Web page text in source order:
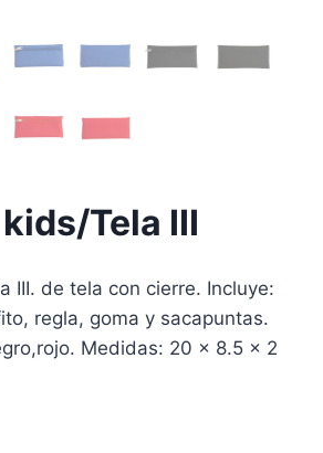
Tela III
III. de tela con cierre. Incluye:
regla, goma y sacapuntas.
Medidas: 20 x 8.5 x 2